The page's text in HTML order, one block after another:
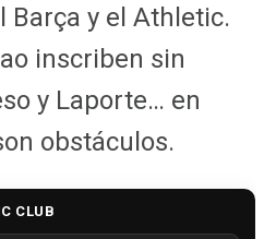
Barça y el Athletic.
inscriben sin
y Laporte… en
obstáculos.
CLUB